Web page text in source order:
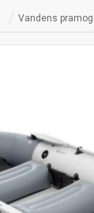
Vandens